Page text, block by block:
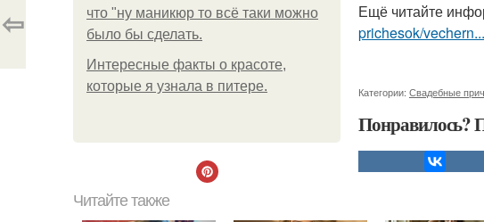
что "ну маникюр то всё таки можно
было бы сделать.
Интересные факты о красоте,
которые я узнала в питере.
Ещё читайте
prichesok/vechern...
Категории: Свадебные
Понравилось?
⇦
Читайте также